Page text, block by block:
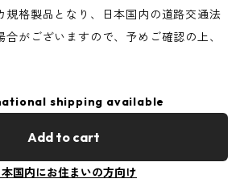
格製品となり、日本国内の道路交通法
合がございますので、予めご確認の上、
shipping available
Add to cart
本国内にお住まいの方向け